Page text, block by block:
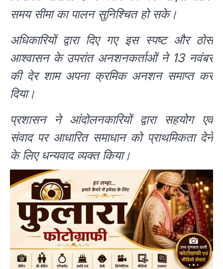
समय सीमा का पालन सुनिश्चित हो सके।
अधिकारियों द्वारा दिए गए इस स्पष्ट और ठोस
आश्वासन के उपरांत अनशनकर्ताओं ने 13 नवंबर
की देर शाम अपना क्रमिक अनशन समाप्त कर
दिया।
प्रशासन ने आंदोलनकारियों द्वारा सहयोग एवं
संवाद पर आधारित समाधान को प्राथमिकता देने
के लिए धन्यवाद व्यक्त किया।